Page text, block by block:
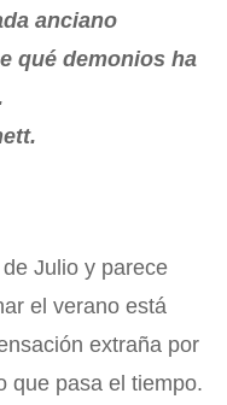
anciano
qué demonios ha
Julio y parece
el verano está
extraña por
que pasa el tiempo.